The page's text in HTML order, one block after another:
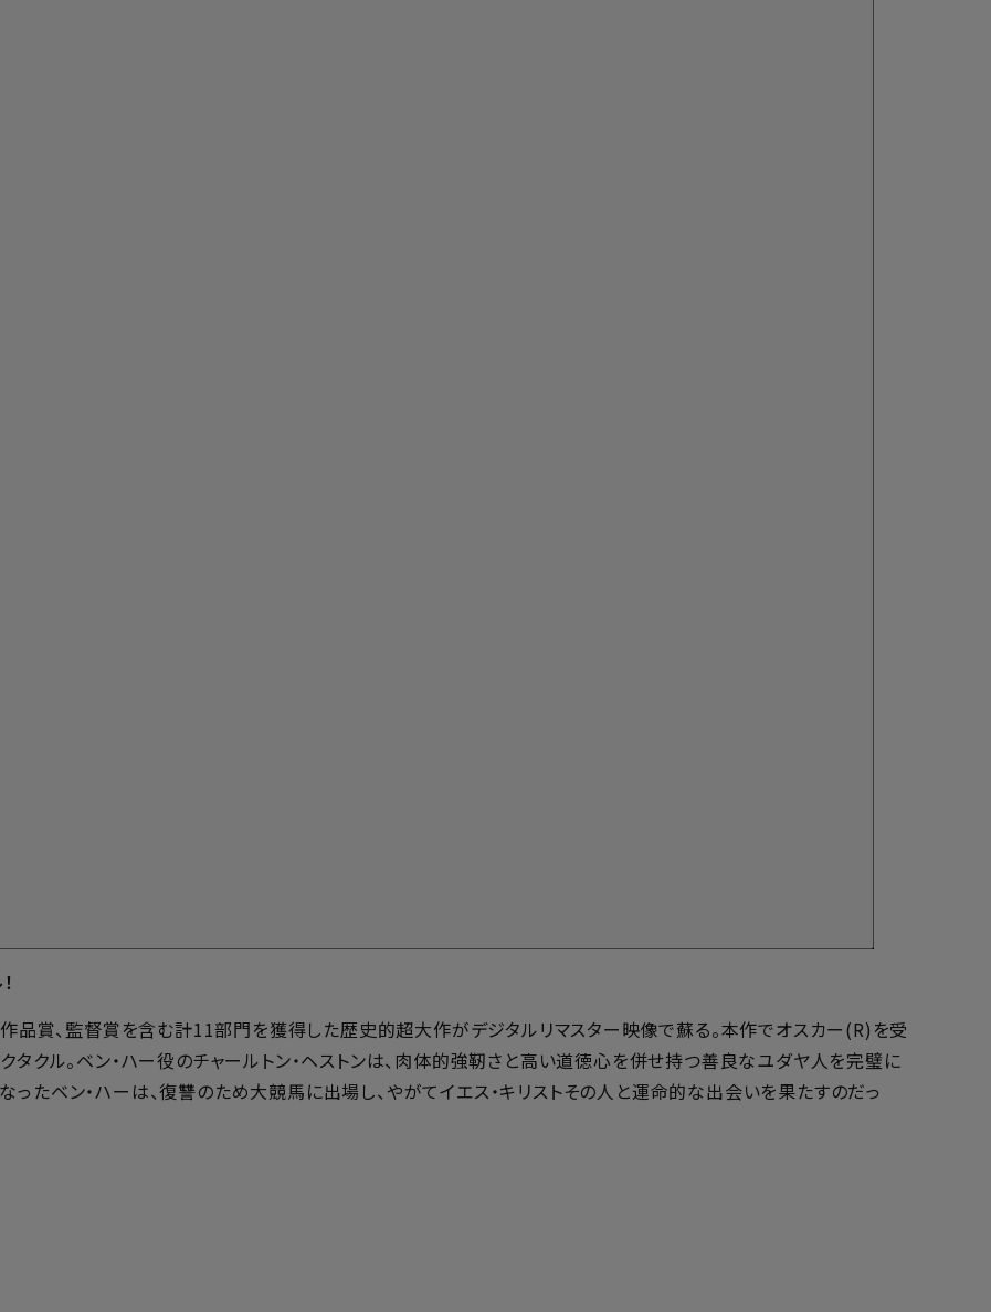
品賞、監督賞を含む計11部門を獲得した歴史的超大作がデジタルリマスター映像で蘇る。本作でオスカー(R)を受
タクル。ベン・ハー役のチャールトン・ヘストンは、肉体的強靭さと高い道徳心を併せ持つ善良なユダヤ人を完璧に
たベン・ハーは、復讐のため大競馬に出場し、やがてイエス・キリストその人と運命的な出会いを果たすのだっ